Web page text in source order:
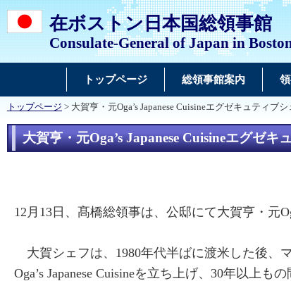
在ボストン日本国総領事館
Consulate-General of Japan in
トップページ 総領事館案内
トップページ > 大賀亨・元Oga’s Japanese Cuisineエグゼキュティ
大賀亨・元Oga’s Japanese Cuisineエグゼ
12月13日、髙橋総領事は、公邸にて大賀亨・元
大賀シェフは、1980年代半ばに渡米した後、
Oga’s Japanese Cuisineを立ち上げ、30年以上